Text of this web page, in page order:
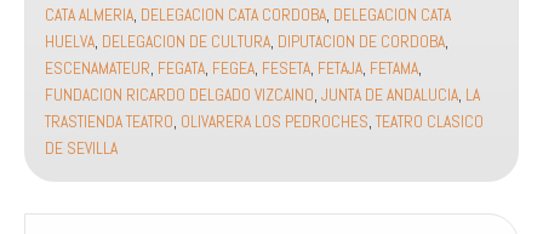
Sevilla»
Da
rienda
suelta
a
tu
yo
interior
CATA ALMERIA, DELEGACION CATA CORDOBA, DELEGACION CATA
HUELVA, DELEGACION DE CULTURA, DIPUTACION DE CORDOBA,
ESCENAMATEUR, FEGATA, FEGEA, FESETA, FETAJA, FETAMA,
FUNDACION RICARDO DELGADO VIZCAINO, JUNTA DE ANDALUCIA, LA
TRASTIENDA TEATRO, OLIVARERA LOS PEDROCHES,TEATRO CLASICO
DE SEVILLA